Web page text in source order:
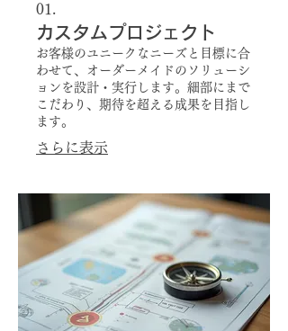
01.
カスタムプロジェクト
お客様のユニークなニーズと目標に合
わせて、オーダーメイドのソリューシ
ョンを設計・実行します。細部にまで
こだわり、期待を超える成果を目指し
ます。
さらに表示